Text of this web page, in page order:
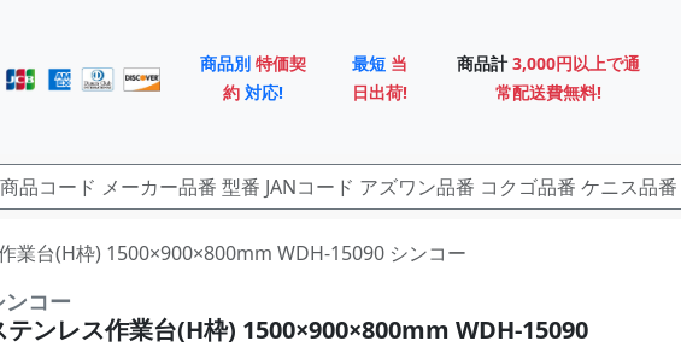
商品別 特価契
約 対応!
最短 当
日出荷!
商品計 3,000円以上で通
常配送費無料!
業台(H枠) 1500×900×800mm WDH-15090 シンコー
ンコー
テンレス作業台(H枠) 1500×900×800mm WDH-15090